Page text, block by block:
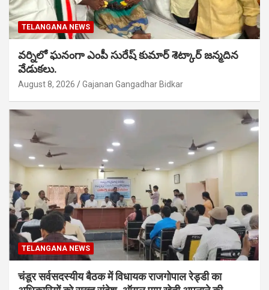
TELANGANA NEWS
వర్నిలో ఘనంగా ఎంపీ సురేష్ కుమార్ శెట్కార్ జన్మదిన
వేడుకలు.
August 8, 2026 Gajanan Gangadhar Bidkar
TELANGANA NEWS
चंडूर सर्वसदस्यीय बैठक में विधायक राजगोपाल रेड्डी का